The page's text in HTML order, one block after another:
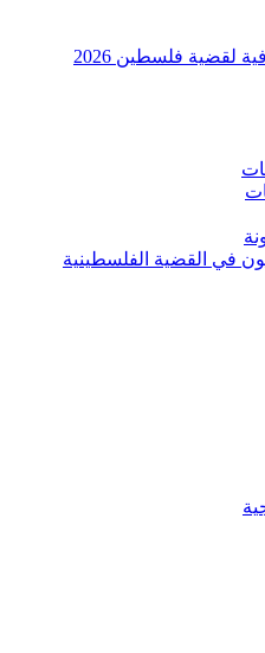
لقضية فلسطين 2026
في القضية الفلسطينية